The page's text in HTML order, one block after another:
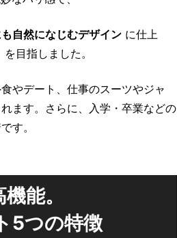
自然になじむデザイン に仕上
を目指しました。
やデート、仕事のスーツやジャ
ます。さらに、入学・卒業などの
す。
能。
5つの特徴